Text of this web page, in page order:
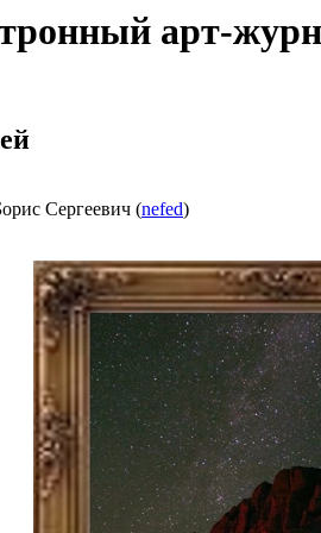
арт-
Сергеевич (nefed)